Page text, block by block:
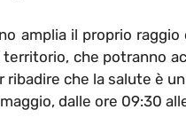
amplia il proprio
che potranno
ribadire che la salute è
dalle ore 09:30